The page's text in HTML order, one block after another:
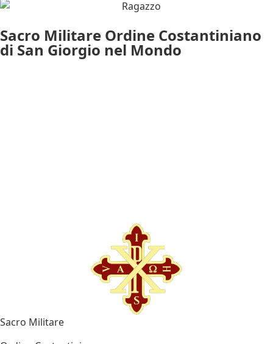
Sacro Militare Ordine Costantiniano
di San Giorgio nel Mondo
Sacro Militare